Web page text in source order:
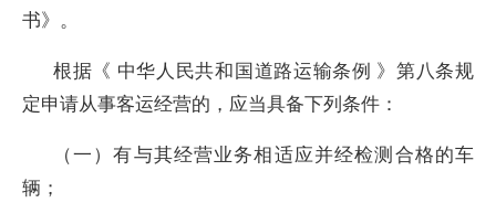
书》。
根据《 中华人民共和国道路运输条例 》第八条规
定申请从事客运经营的，应当具备下列条件：
（一）有与其经营业务相适应并经检测合格的车
辆；